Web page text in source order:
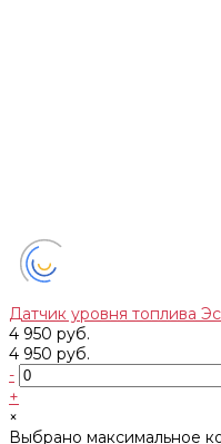
Датчик уровня топлива
4 950 руб.
4 950 руб.
-
+
×
Выбрано максимальное